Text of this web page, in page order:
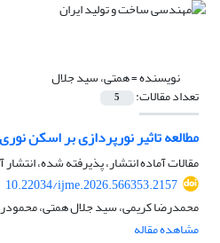
نویسنده =همتی، سید جلال
تعداد مقالات: 5
مطالعه تاثیر نورپردازی بر اسکن
مقالات آماده انتشار، پذیرفته شده، انتشار
10.22034/ijme.2026.566353.2157
محمدرضا کریمی، سید جلال همتی،
مشاهده مقاله